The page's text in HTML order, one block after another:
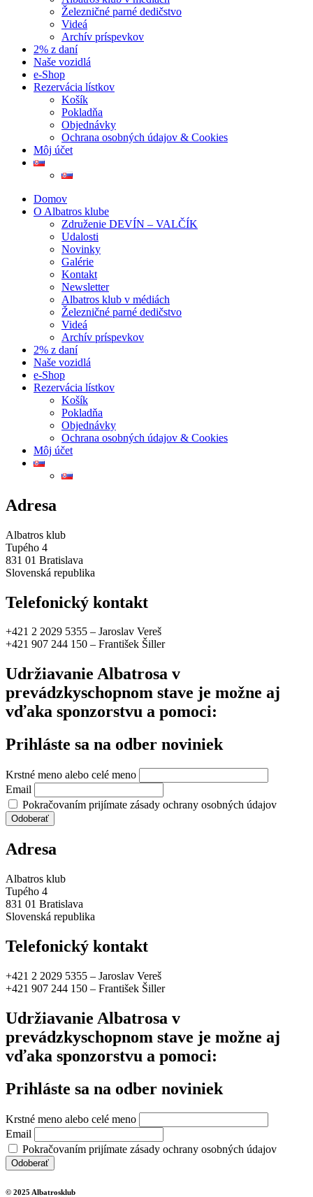
Železničné parné dedičstvo
Videá
Archív príspevkov
2% z daní
Naše vozidlá
e-Shop
Rezervácia lístkov
Košík
Pokladňa
Objednávky
Ochrana osobných údajov & Cookies
Môj účet
Domov
O Albatros klube
Združenie DEVÍN – VALČÍK
Udalosti
Novinky
Galérie
Kontakt
Newsletter
Albatros klub v médiách
Železničné parné dedičstvo
Videá
Archív príspevkov
2% z daní
Naše vozidlá
e-Shop
Rezervácia lístkov
Košík
Pokladňa
Objednávky
Ochrana osobných údajov & Cookies
Môj účet
Adresa
Albatros klub
Tupého 4
831 01 Bratislava
Slovenská republika
Telefonický kontakt
+421 2 2029 5355 – Jaroslav Vereš
+421 907 244 150 – František Šiller
Udržiavanie Albatrosa v
prevádzkyschopnom stave je možne aj
vďaka sponzorstvu a pomoci:
Prihláste sa na odber noviniek
Krstné meno alebo celé meno
Email
Pokračovaním prijímate zásady ochrany osobných údajov
Adresa
Albatros klub
Tupého 4
831 01 Bratislava
Slovenská republika
Telefonický kontakt
+421 2 2029 5355 – Jaroslav Vereš
+421 907 244 150 – František Šiller
Udržiavanie Albatrosa v
prevádzkyschopnom stave je možne aj
vďaka sponzorstvu a pomoci:
Prihláste sa na odber noviniek
Krstné meno alebo celé meno
Email
Pokračovaním prijímate zásady ochrany osobných údajov
© 2025 Albatrosklub